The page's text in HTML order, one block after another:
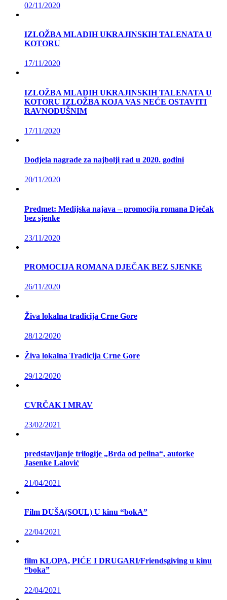
02/11/2020
IZLOŽBA MLADIH UKRAJINSKIH TALENATA U
KOTORU
17/11/2020
IZLOŽBA MLADIH UKRAJINSKIH TALENATA U
KOTORU IZLOŽBA KOJA VAS NEĆE OSTAVITI
RAVNODUŠNIM
17/11/2020
Dodjela nagrade za najbolji rad u 2020. godini
20/11/2020
Predmet: Medijska najava – promocija romana Dječak
bez sjenke
23/11/2020
PROMOCIJA ROMANA DJEČAK BEZ SJENKE
26/11/2020
Živa lokalna tradicija Crne Gore
28/12/2020
Živa lokalna Tradicija Crne Gore
29/12/2020
CVRČAK I MRAV
23/02/2021
predstavljanje trilogije „Brda od pelina“, autorke
Jasenke Lalović
21/04/2021
Film DUŠA(SOUL) U kinu “bokA”
22/04/2021
film KLOPA, PIĆE I DRUGARI/Friendsgiving u kinu
“boka”
22/04/2021